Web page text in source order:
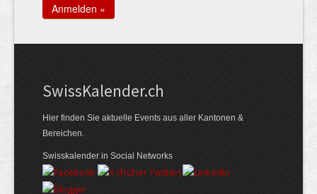
Swiss­Kalender.ch
Hier finden Sie aktuelle Events aus aller Kantonen &
Bereichen.
Swisskalender in Social Networks